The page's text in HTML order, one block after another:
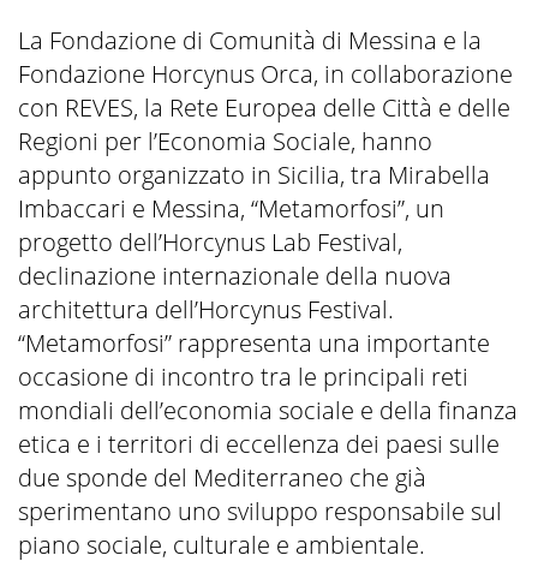
La Fondazione di Comunità di Messina e la
Fondazione Horcynus Orca, in collaborazione
con REVES, la Rete Europea delle Città e delle
Regioni per l’Economia Sociale, hanno
appunto organizzato in Sicilia, tra Mirabella
Imbaccari e Messina, “Metamorfosi”, un
progetto dell’Horcynus Lab Festival,
declinazione internazionale della nuova
architettura dell’Horcynus Festival.
“Metamorfosi” rappresenta una importante
occasione di incontro tra le principali reti
mondiali dell’economia sociale e della finanza
etica e i territori di eccellenza dei paesi sulle
due sponde del Mediterraneo che già
sperimentano uno sviluppo responsabile sul
piano sociale, culturale e ambientale.